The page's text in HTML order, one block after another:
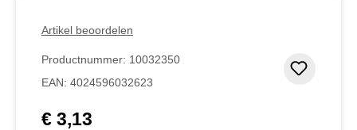
Artikel beoordelen
Productnummer: 10032350
EAN: 4024596032623
Normale prijs:
€ 3,13